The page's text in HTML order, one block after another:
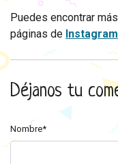
Puedes encontrar
páginas de Instagram
Déjanos tu
Nombre*